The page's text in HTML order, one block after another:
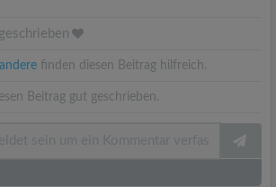
finden diesen Beitrag hilfreich.
Beitrag gut geschrieben.